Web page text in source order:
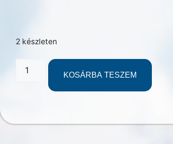
2 készleten
KOSÁRBA TESZEM